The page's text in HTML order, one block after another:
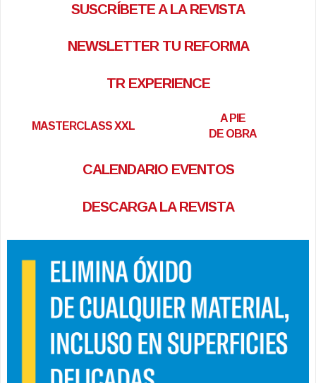
SUSCRÍBETE A LA REVISTA
NEWSLETTER TU REFORMA
TR EXPERIENCE
MASTERCLASS XXL
A PIE
DE OBRA
CALENDARIO EVENTOS
DESCARGA LA REVISTA